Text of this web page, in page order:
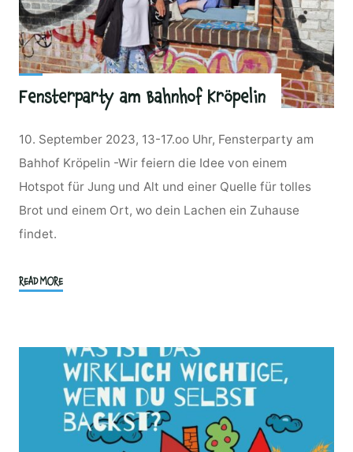
Fensterparty am Bahnhof Kröpelin
10. September 2023, 13-17.oo Uhr, Fensterparty am
Bahhof Kröpelin -Wir feiern die Idee von einem
Hotspot für Jung und Alt und einer Quelle für tolles
Brot und einem Ort, wo dein Lachen ein Zuhause
findet.
READ MORE"Fensterparty